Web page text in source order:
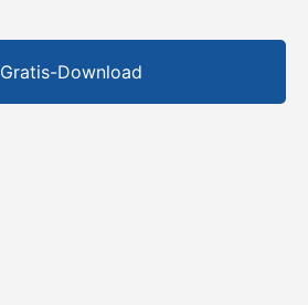
Gratis-Download